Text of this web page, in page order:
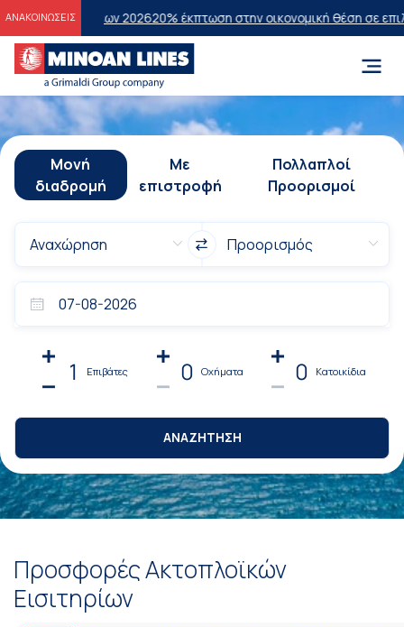
ΑΝΑΚΟΙΝΩΣΕΙΣ
202620% έκπτωση στην οικονομική θέση σε επιλεγμένα
Μονή
διαδρομή
Με
επιστροφή
Πολλαπλοί
Προορισμοί
1 Επιβάτες 0 Οχήματα 0 Κατοικίδια
ΑΝΑΖΗΤΗΣΗ
Προσφορές Ακτοπλοϊκών
Εισιτηρίων